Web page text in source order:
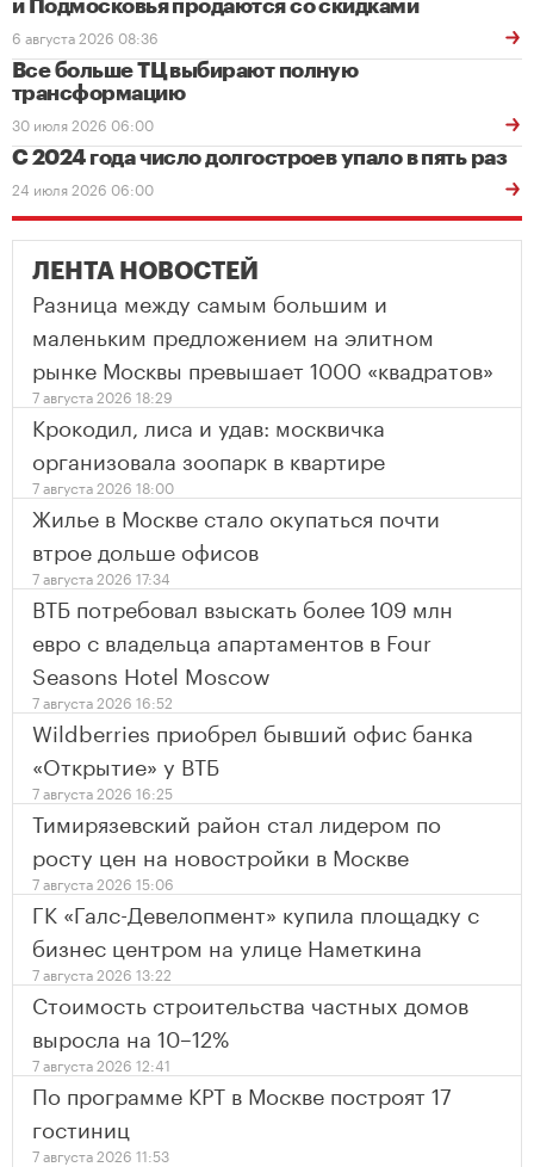
и Подмосковья продаются со скидками
6 августа 2026 08:36
Все больше ТЦ выбирают полную
трансформацию
30 июля 2026 06:00
С 2024 года число долгостроев упало в пять раз
24 июля 2026 06:00
ЛЕНТА НОВОСТЕЙ
Разница между самым большим и
маленьким предложением на элитном
рынке Москвы превышает 1000 «квадратов»
7 августа 2026 18:29
Крокодил, лиса и удав: москвичка
организовала зоопарк в квартире
7 августа 2026 18:00
Жилье в Москве стало окупаться почти
втрое дольше офисов
7 августа 2026 17:34
ВТБ потребовал взыскать более 109 млн
евро с владельца апартаментов в Four
Seasons Hotel Moscow
7 августа 2026 16:52
Wildberries приобрел бывший офис банка
«Открытие» у ВТБ
7 августа 2026 16:25
Тимирязевский район стал лидером по
росту цен на новостройки в Москве
7 августа 2026 15:06
ГК «Галс-Девелопмент» купила площадку с
бизнес центром на улице Наметкина
7 августа 2026 13:22
Стоимость строительства частных домов
выросла на 10–12%
7 августа 2026 12:41
По программе КРТ в Москве построят 17
гостиниц
7 августа 2026 11:53